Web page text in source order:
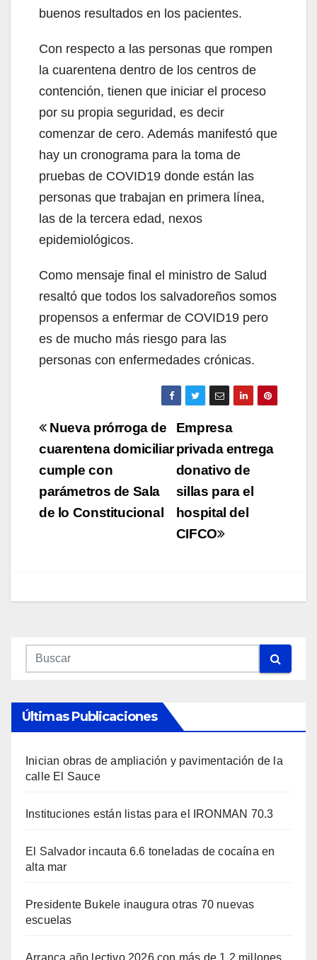
buenos resultados en los pacientes.
Con respecto a las personas que rompen
la cuarentena dentro de los centros de
contención, tienen que iniciar el proceso
por su propia seguridad, es decir
comenzar de cero. Además manifestó que
hay un cronograma para la toma de
pruebas de COVID19 donde están las
personas que trabajan en primera línea,
las de la tercera edad, nexos
epidemiológicos.
Como mensaje final el ministro de Salud
resaltó que todos los salvadoreños somos
propensos a enfermar de COVID19 pero
es de mucho más riesgo para las
personas con enfermedades crónicas.
Navegación
de
entradas
Empresa
privada entrega
donativo de
sillas para el
hospital del
CIFCO
Nueva prórroga de
cuarentena domiciliar
cumple con
parámetros de Sala
de lo Constitucional
Últimas Publicaciones
Inician obras de ampliación y pavimentación de la
calle El Sauce
Instituciones están listas para el IRONMAN 70.3
El Salvador incauta 6.6 toneladas de cocaína en
alta mar
Presidente Bukele inaugura otras 70 nuevas
escuelas
Arranca año lectivo 2026 con más de 1.2 millones